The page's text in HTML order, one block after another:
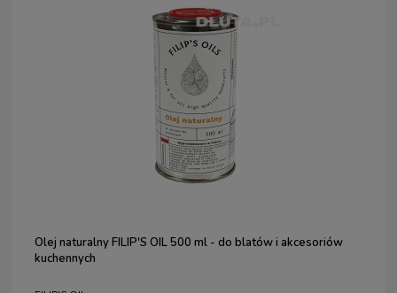
Olej naturalny FILIP'S OIL 500 ml - do blatów i akcesoriów
kuchennych